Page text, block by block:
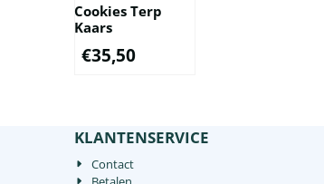
Cookies Terp
Kaars
€35,50
KLANTENSERVICE
Contact